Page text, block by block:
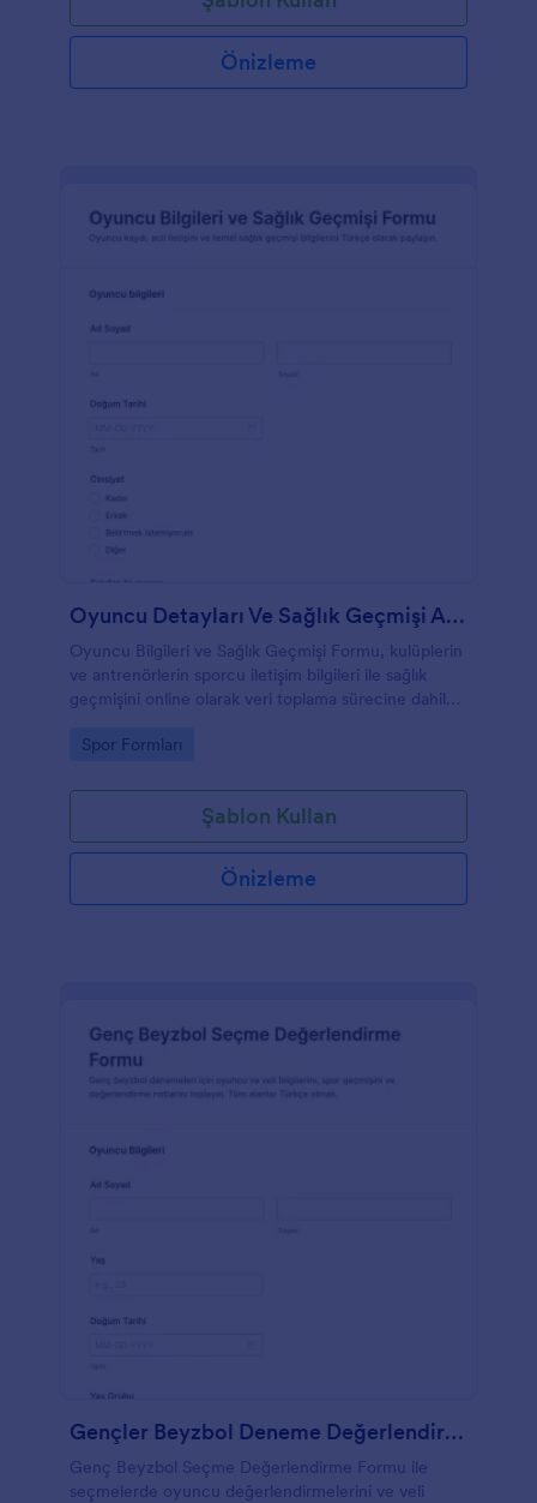
Önizleme
Oyuncu Detayları Ve Sağlık Geçmişi Anketi
Oyuncu Bilgileri ve Sağlık Geçmişi Formu, kulüplerin
ve antrenörlerin sporcu iletişim bilgileri ile sağlık
geçmişini online olarak veri toplama sürecine dahil
yönetmesine yardımcı olur.
Go to Category:
Spor Formları
Şablon Kullan
Önizleme
Gençler Beyzbol Deneme Değerlendirme Anketi
Genç Beyzbol Seçme Değerlendirme Formu ile
seçmelerde oyuncu değerlendirmelerini ve veli